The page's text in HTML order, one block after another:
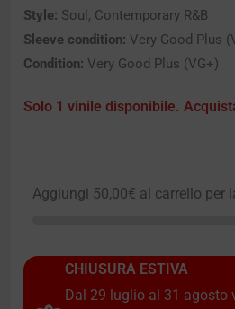
Style: Soul, Contemporary R&B
Sleeve condition: Very Good Plus
Condition: Very Good Plus (VG+)
Solo 1 vinile disponibile.
Aggiungi 50,00€ al carrello per
CHIUSURA ESTIVA
Dal 29 luglio al 31 agosto